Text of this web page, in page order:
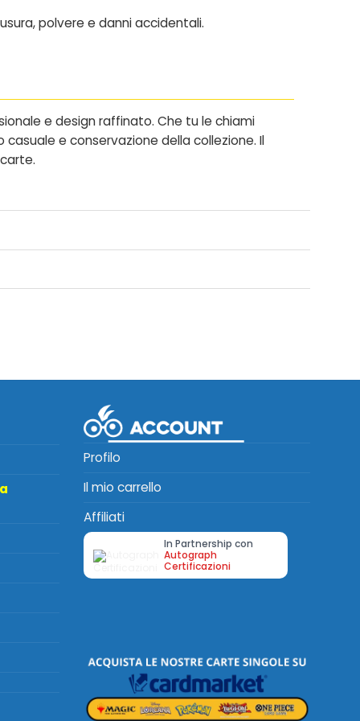
polvere e danni accidentali.
e design raffinato. Che tu le chiami
e conservazione della collezione. Il
Profilo
Il mio carrello
Affiliati
In Partnership con
Autograph
Certificazioni